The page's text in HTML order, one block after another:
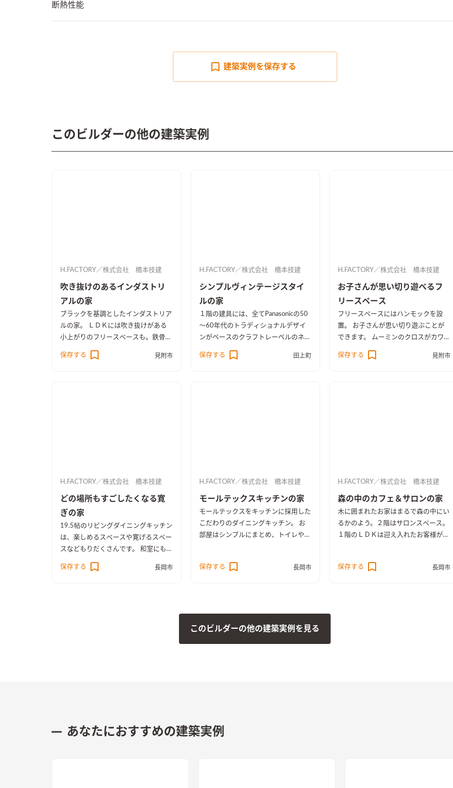
断熱性能
建築実例を保存する
このビルダーの他の建築実例
H.FACTORY／株式会社 橋本技建
吹き抜けのあるインダストリ
アルの家
ブラックを基調としたインダストリア
ルの家。 ＬＤＫには吹き抜けがある
小上がりのフリースペースも。鉄骨階
段の先にはブラックのクロスが目をひ
くファミリークローク。アクセントに
保存する 見附市
H.FACTORY／株式会社 橋本技建
シンプルヴィンテージスタイ
ルの家
１階の建具には、全てPanasonicの50
～60年代のトラディショナルデザイ
ンがベースのクラフトレーベルのネイ
ビーオーク柄でコーディネートしてい
ます。 サッシやスイッチ、ダウンライ
保存する 田上町
H.FACTORY／株式会社 橋本技建
お子さんが思い切り遊べるフ
リースペース
フリースペースにはハンモックを設
置。 お子さんが思い切り遊ぶことが
できます。 ムーミンのクロスがカワ
イイ子供部屋。 北欧スタイルのＬＤ
Ｋはドアを閉めれば 4.5帖のお部屋に
保存する 見附市
H.FACTORY／株式会社 橋本技建
どの場所もすごしたくなる寛
ぎの家
19.5帖のリビングダイニングキッチン
は、楽しめるスペースや寛げるスペー
スなどもりだくさんです。 和室にも
あります。どの場所にでもいたくなる
保存する 長岡市
H.FACTORY／株式会社 橋本技建
モールテックスキッチンの家
モールテックスをキッチンに採用した
こだわりのダイニングキッチン。 お
部屋はシンプルにまとめ、トイレや洗
ドア、パナソニックのクラフトレーベ
保存する 長岡市
H.FACTORY／株式会社 橋本技建
森の中のカフェ＆サロンの家
木に囲まれたお家はまるで森の中にい
るかのよう。２階はサロンスペース。
１階のＬＤＫは迎え入れたお客様が、
ルのキッチン背面の造作棚には、お気
保存する 長岡市
このビルダーの他の建築実例を見る
あなたにおすすめの建築実例